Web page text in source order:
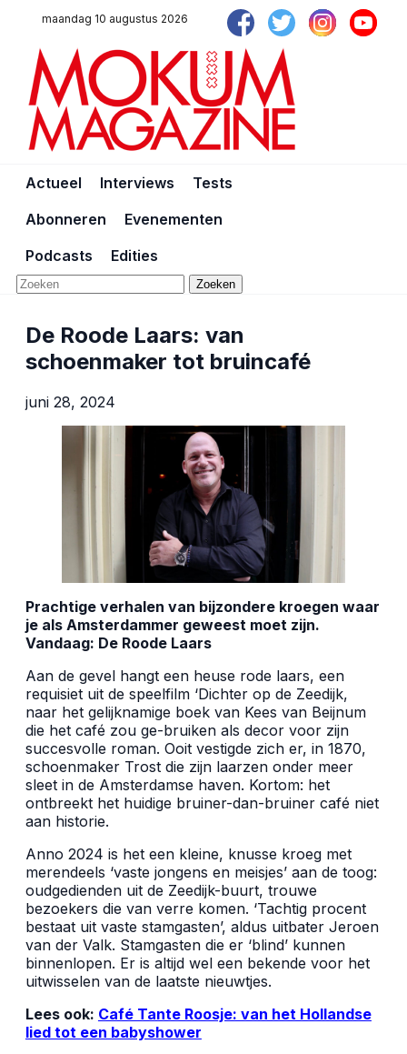
maandag 10 augustus 2026
Actueel Interviews
Tests
Abonneren
Evenementen
Podcasts
Edities
Zoeken
De Roode Laars: van
schoenmaker tot bruincafé
juni 28, 2024
Prachtige verhalen van bijzondere kroegen waar
je als Amsterdammer geweest moet zijn.
Vandaag: De Roode Laars
Aan de gevel hangt een heuse rode laars, een
requisiet uit de speelfilm ‘Dichter op de Zeedijk,
naar het gelijknamige boek van Kees van Beijnum
die het café zou ge-bruiken als decor voor zijn
succesvolle roman. Ooit vestigde zich er, in 1870,
schoenmaker Trost die zijn laarzen onder meer
sleet in de Amsterdamse haven. Kortom: het
ontbreekt het huidige bruiner-dan-bruiner café niet
aan historie.
Anno 2024 is het een kleine, knusse kroeg met
merendeels ‘vaste jongens en meisjes’ aan de toog:
oudgedienden uit de Zeedijk-buurt, trouwe
bezoekers die van verre komen. ‘Tachtig procent
bestaat uit vaste stamgasten’, aldus uitbater Jeroen
van der Valk. Stamgasten die er ‘blind’ kunnen
binnenlopen. Er is altijd wel een bekende voor het
uitwisselen van de laatste nieuwtjes.
Lees ook: Café Tante Roosje: van het Hollandse
lied tot een babyshower